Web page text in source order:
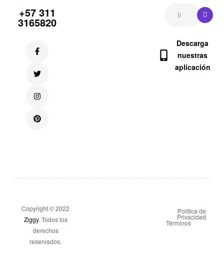
+57 311
3165820
Descarga
nuestras
aplicación
Copyright © 2022
Ziggy. Todos los
derechos
reservados.
Politica de
Privacidad
Términos